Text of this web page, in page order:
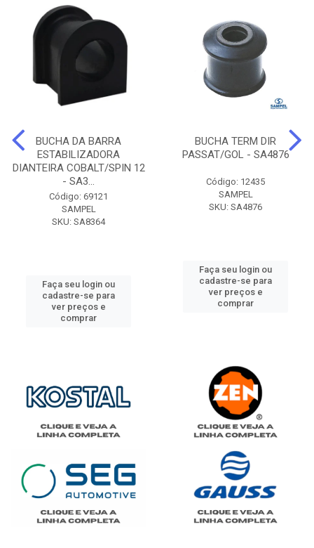
BUCHA DA BARRA
ESTABILIZADORA
DIANTEIRA COBALT/SPIN 12
- SA3...
Código: 69121
SAMPEL
SKU: SA8364
Faça seu login ou
cadastre-se para
ver preços e
comprar
BUCHA TERM DIR
PASSAT/GOL - SA4876
Código: 12435
SAMPEL
SKU: SA4876
Faça seu login ou
cadastre-se para
ver preços e
comprar